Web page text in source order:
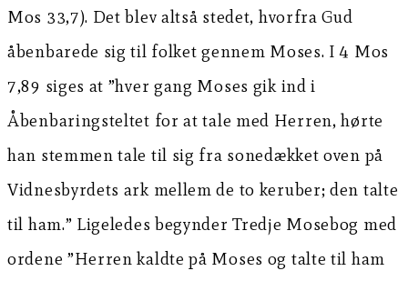
Mos 33,7). Det blev altså stedet, hvorfra Gud
åbenbarede sig til folket gennem Moses. I 4 Mos
7,89 siges at ”hver gang Moses gik ind i
Åbenbaringsteltet for at tale med Herren, hørte
han stemmen tale til sig fra sonedækket oven på
Vidnesbyrdets ark mellem de to keruber; den talte
til ham.” Ligeledes begynder Tredje Mosebog med
ordene ”Herren kaldte på Moses og talte til ham